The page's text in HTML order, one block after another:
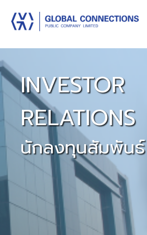
INVESTOR
RELATIONS
นักลงทุนสัมพันธ์